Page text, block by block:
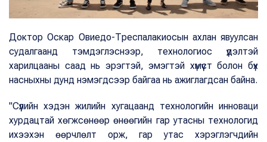
Доктор Оскар Овиедо-Треспалакиосын ахлан явуулсан
судалгаанд тэмдэглэснээр, технологиос үүдэлтэй
харилцааны саад нь эрэгтэй, эмэгтэй хүмүүст болон бүх
насныхны дунд нэмэгдсээр байгаа нь ажиглагдсан байна.
"Сүүлийн хэдэн жилийн хугацаанд технологийн инноваци
хурдацтай хөгжсөнөөр өнөөгийн гар утасны технологид
ихээхэн өөрчлөлт орж, гар утас хэрэглэгчдийн